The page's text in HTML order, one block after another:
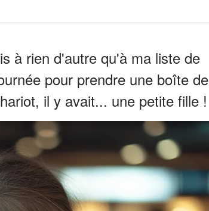
à rien d'autre qu'à ma liste de
pour prendre une boîte de
il y avait... une petite fille !